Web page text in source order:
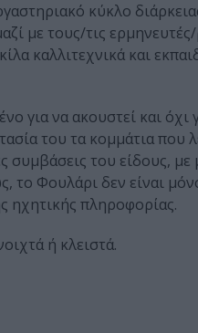
κύκλο
με τους/τις ερμηνευτές/
καλλιτεχνικά και
για να ακουστεί και όχι
του τα κομμάτια που
συμβάσεις του είδους, με
το Φουλάρι δεν είναι
ηχητικής πληροφορίας.
ή κλειστά.